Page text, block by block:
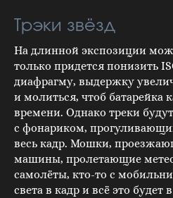
Трэки звёзд
На длинной экспозиции
только придется понизить
диафрагму, выдержку
и молиться, чтоб батарейка
времени. Однако треки
с фонариком,
весь кадр. Мошки,
машины, пролетающие
самолёты, кто-то с
света в кадр и всё это будет